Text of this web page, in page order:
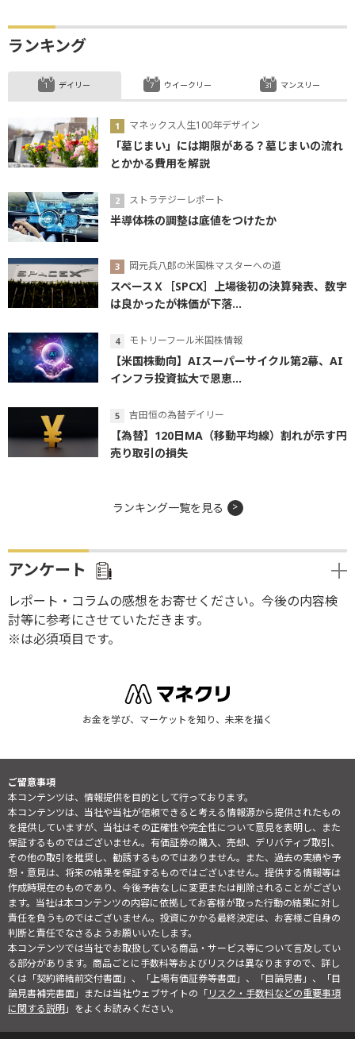
ランキング
デイリー
マネックス人生100年デザイン
「墓じまい」には期限がある？墓じまいの流れ
とかかる費用を解説
ストラテジーレポート
半導体株の調整は底値をつけたか
岡元兵八郎の米国株マスターへの道
スペースＸ［SPCX］上場後初の決算発表、数字
は良かったが株価が下落...
モトリーフール米国株情報
【米国株動向】AIスーパーサイクル第2幕、AI
インフラ投資拡大で恩恵...
吉田恒の為替デイリー
【為替】120日MA（移動平均線）割れが示す円
売り取引の損失
ウイークリー マンスリー
ランキング一覧を見る
アンケート
レポート・コラムの感想をお寄せください。今後の内容検
討等に参考にさせていただきます。
※は必須項目です。
お金を学び、マーケットを知り、未来を描く
ご留意事項
本コンテンツは、情報提供を目的として行っております。
本コンテンツは、当社や当社が信頼できると考える情報源から提供されたもの
を提供していますが、当社はその正確性や完全性について意見を表明し、また
保証するものではございません。有価証券の購入、売却、デリバティブ取引、
その他の取引を推奨し、勧誘するものではありません。また、過去の実績や予
想・意見は、将来の結果を保証するものではございません。提供する情報等は
作成時現在のものであり、今後予告なしに変更または削除されることがござい
ます。当社は本コンテンツの内容に依拠してお客様が取った行動の結果に対し
責任を負うものではございません。投資にかかる最終決定は、お客様ご自身の
判断と責任でなさるようお願いいたします。
本コンテンツでは当社でお取扱している商品・サービス等について言及してい
る部分があります。商品ごとに手数料等およびリスクは異なりますので、詳し
くは「契約締結前交付書面」、「上場有価証券等書面」、「目論見書」、「目
論見書補完書面」または当社ウェブサイトの「リスク・手数料などの重要事項
に関する説明」をよくお読みください。